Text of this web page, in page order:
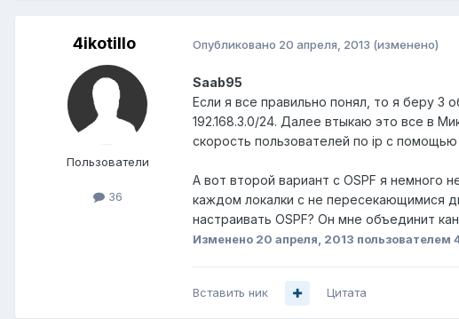
4ikotillo
Пользователи
36
Опубликовано 20 апреля, 2013 (изменено)
Saab95
Если я все правильно понял, то я беру 3
192.168.3.0/24. Далее втыкаю это все в
скорость пользователей по ip с помощью
А вот второй вариант с OSPF я немного
каждом локалки с не пересекающимися
настраивать OSPF? Он мне объединит
Изменено 20 апреля, 2013 пользователем
Вставить ник Цитата